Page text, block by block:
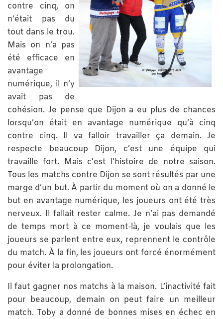
contre cinq, on
n’était pas du
tout dans le trou.
Mais on n’a pas
été efficace en
avantage
numérique, il n’y
avait pas de
cohésion. Je pense que Dijon a eu plus de chances
lorsqu’on était en avantage numérique qu’à cinq
contre cinq. Il va falloir travailler ça demain. Je
respecte beaucoup Dijon, c’est une équipe qui
travaille fort. Mais c’est l’histoire de notre saison.
Tous les matchs contre Dijon se sont résultés par une
marge d’un but. À partir du moment où on a donné le
but en avantage numérique, les joueurs ont été très
nerveux. Il fallait rester calme. Je n’ai pas demandé
de temps mort à ce moment-là, je voulais que les
joueurs se parlent entre eux, reprennent le contrôle
du match. À la fin, les joueurs ont forcé énormément
pour éviter la prolongation.
Il faut gagner nos matchs à la maison. L’inactivité fait
pour beaucoup, demain on peut faire un meilleur
match. Toby a donné de bonnes mises en échec en